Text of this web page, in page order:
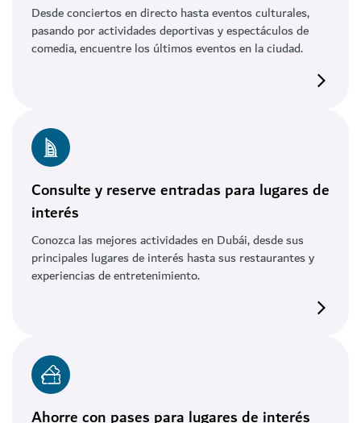
Desde conciertos en directo hasta eventos culturales,
pasando por actividades deportivas y espectáculos de
comedia, encuentre los últimos eventos en la ciudad.
Consulte y reserve entradas para lugares de
interés
Conozca las mejores actividades en Dubái, desde sus
principales lugares de interés hasta sus restaurantes y
experiencias de entretenimiento.